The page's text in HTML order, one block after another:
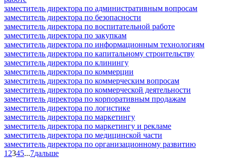
заместитель директора по административным вопросам
заместитель директора по безопасности
заместитель директора по воспитательной работе
заместитель директора по закупкам
заместитель директора по информационным технологиям
заместитель директора по капитальному строительству
заместитель директора по клинингу
заместитель директора по коммерции
заместитель директора по коммерческим вопросам
заместитель директора по коммерческой деятельности
заместитель директора по корпоративным продажам
заместитель директора по логистике
заместитель директора по маркетингу
заместитель директора по маркетингу и рекламе
заместитель директора по медицинской части
заместитель директора по организационному развитию
1 2345...7дальше